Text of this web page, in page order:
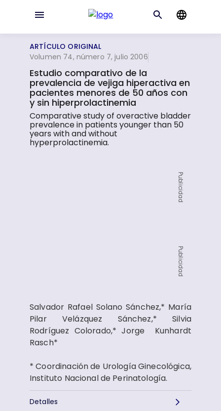
ARTÍCULO ORIGINAL
Volumen 74, número 7, julio 2006
Estudio comparativo de la
prevalencia de vejiga hiperactiva en
pacientes menores de 50 años con
y sin hiperprolactinemia
Comparative study of overactive bladder
prevalence in patients younger than 50
years with and without
hyperprolactinemia.
Publicidad
Publicidad
Salvador Rafael Solano Sánchez,* María
Pilar Velázquez Sánchez,* Silvia
Rodríguez Colorado,* Jorge Kunhardt
Rasch*
* Coordinación de Urología Ginecológica,
Instituto Nacional de Perinatología.
Detalles